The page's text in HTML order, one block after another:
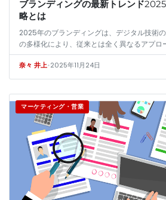
ブランディングの最新トレンド
略とは
2025年のブランディングは、デジタル技術
の多様化により、従来とは全く異なるアプロ
企業が市場で際立ち、持続的な成長を実現す
サービ…
奈々 井上•2025年11月24日
マーケティング・営業